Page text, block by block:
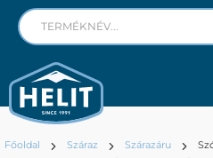
Főoldal Száraz Szárazáru